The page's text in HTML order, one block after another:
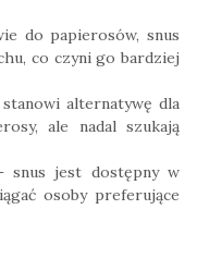
do papierosów, snus
co czyni go bardziej
alternatywę dla
ale nadal szukają
jest dostępny w
osoby preferujące